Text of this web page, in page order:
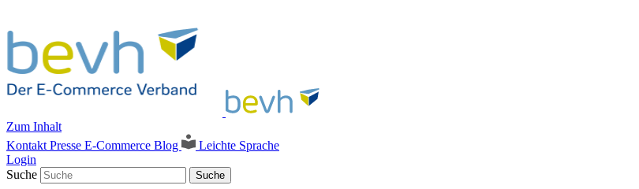
Zum Inhalt
Kontakt Presse E-Commerce Blog
Leichte Sprache
Login
Suche
Suche